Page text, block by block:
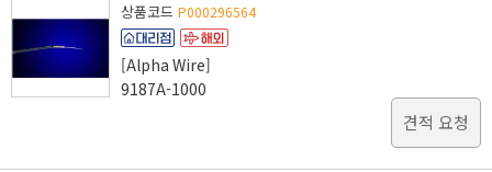
상품코드 P000296564
[Alpha Wire]
9187A-1000
견적 요청